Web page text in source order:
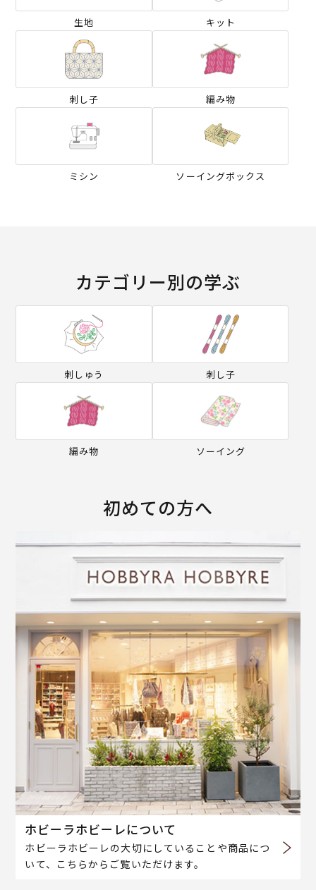
生地 キット
刺し子 編み物
ミシン ソーイングボックス
カテゴリー別の学ぶ
刺しゅう 刺し子
編み物 ソーイング
初めての方へ
ホビーラホビーレについて
ホビーラホビーレの大切にしていることや商品につ
いて、こちらからご覧いただけます。